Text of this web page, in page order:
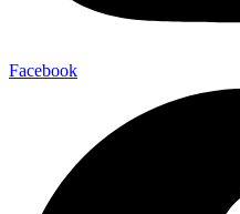
Facebook